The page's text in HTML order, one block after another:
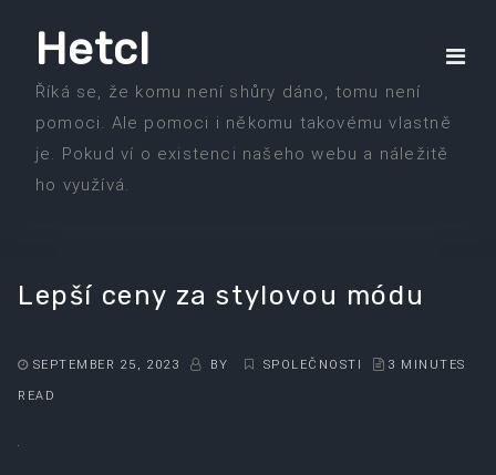
Hetcl
Říká se, že komu není shůry dáno, tomu není
pomoci. Ale pomoci i někomu takovému vlastně
je. Pokud ví o existenci našeho webu a náležitě
ho využívá.
Lepší ceny za stylovou módu
SEPTEMBER 25, 2023 BY SPOLEČNOSTI 3 MINUTES
READ